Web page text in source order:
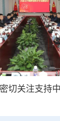
切关注支持